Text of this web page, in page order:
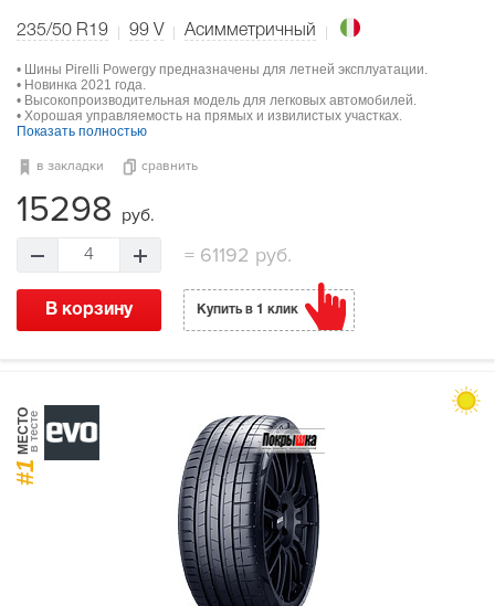
235/50 R19 99 V Асимметричный
• Шины Pirelli Powergy предназначены для летней эксплуатации.
• Новинка 2021 года.
• Высокопроизводительная модель для легковых автомобилей.
• Хорошая управляемость на прямых и извилистых участках.
Показать полностью
в закладки сравнить
15298 руб.
4 = 61192 руб.
В корзину Купить в 1 клик
#1
МЕСТОв тесте